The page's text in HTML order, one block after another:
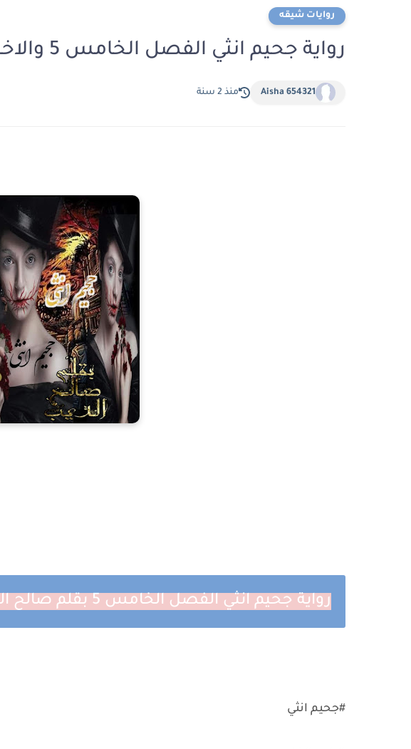
روايات شيقه
رواية جحيم انثي الفصل الخامس 5 والاخير بقلم صالح الديب
Aisha 654321 منذ 2 سنة
رواية جحيم انثي الفصل الخامس 5 بقلم صالح الديب
#جحيم انثي